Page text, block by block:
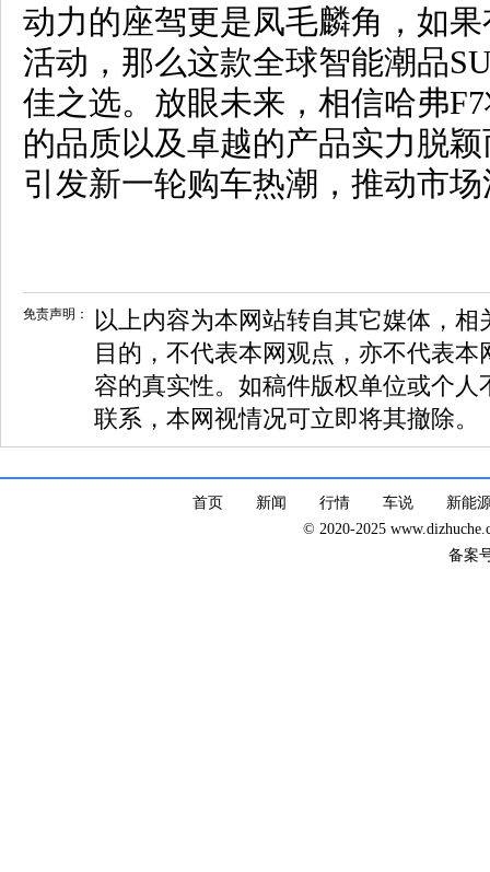
动力的座驾更是凤毛麟角，如
活动，那么这款全球智能潮品
佳之选。放眼未来，相信哈弗
的品质以及卓越的产品实力脱
引发新一轮购车热潮，推动市
免责声明：
以上内容为本网站转自其它媒体，
目的，不代表本网观点，亦不代表
容的真实性。如稿件版权单位或个
联系，本网视情况可立即将其撤除。
首页 新闻 行情 车说
新能
© 2020-2025
备案